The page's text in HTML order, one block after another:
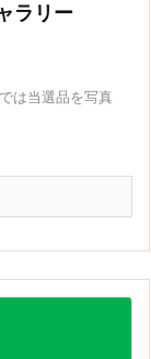
ラリー
は当選品を写真